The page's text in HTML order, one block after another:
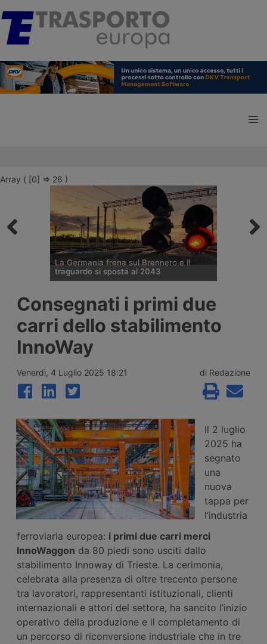
Array ( [0] => 26 )
La Germania frena sul Brennero e il
traguardo si sposta al 2043
l’allungamento dei tempi per i cantieri e la
successiva apertura all’esercizio del
potenziamento dei raccordi con la galleria
di base del Brennero. Ora si parla del
completamento nel 2043.
Consegnati i primi due
carri dello stabilimento
InnoWay
Venerdì, 4 Luglio 2025 18:21 di Redazione
Il 2 luglio
2025 ha
segnato
una
nuova
tappa per
l’industria
ferroviaria europea: i primi due carri merci
InnoWaggon da 80 piedi sono usciti dallo
stabilimento Innoway di Trieste. La cerimonia,
celebrata alla presenza di oltre trecento persone
tra lavoratori, rappresentanti istituzionali, clienti
internazionali e attori del settore, ha sancito l’inizio
operativo della produzione e il completamento di
un percorso di riconversione industriale che in tre